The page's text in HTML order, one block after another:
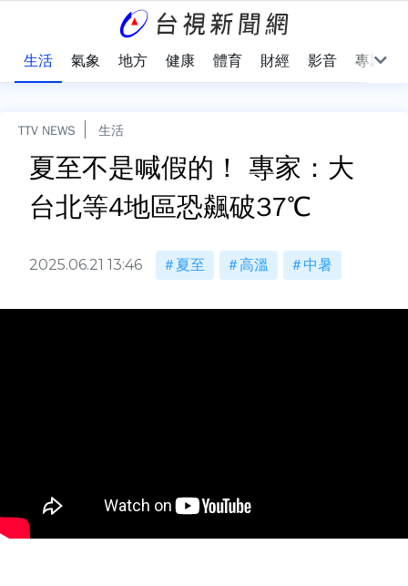
生活 氣象 地方 健康 體育 財經 影音 專題
TTV NEWS 生活
夏至不是喊假的！ 專家：大
台北等4地區恐飆破37℃
2025.06.21 13:46 夏至 高溫 中暑